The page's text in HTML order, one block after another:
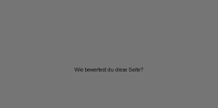
Wie bewertest du diese Seite?